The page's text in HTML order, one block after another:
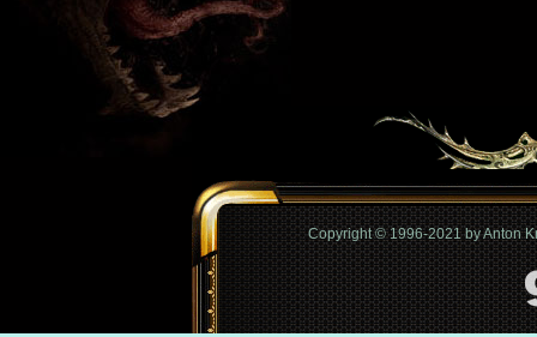
Copyright © 1996-2021 by Anton